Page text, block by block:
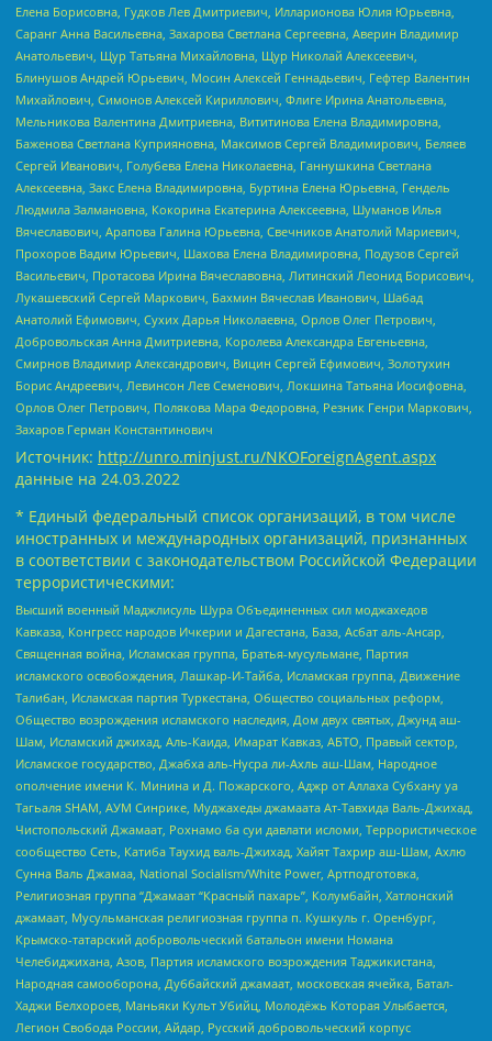
Елена Борисовна, Гудков Лев Дмитриевич, Илларионова Юлия Юрьевна,
Саранг Анна Васильевна, Захарова Светлана Сергеевна, Аверин Владимир
Анатольевич, Щур Татьяна Михайловна, Щур Николай Алексеевич,
Блинушов Андрей Юрьевич, Мосин Алексей Геннадьевич, Гефтер Валентин
Михайлович, Симонов Алексей Кириллович, Флиге Ирина Анатольевна,
Мельникова Валентина Дмитриевна, Вититинова Елена Владимировна,
Баженова Светлана Куприяновна, Максимов Сергей Владимирович, Беляев
Сергей Иванович, Голубева Елена Николаевна, Ганнушкина Светлана
Алексеевна, Закс Елена Владимировна, Буртина Елена Юрьевна, Гендель
Людмила Залмановна, Кокорина Екатерина Алексеевна, Шуманов Илья
Вячеславович, Арапова Галина Юрьевна, Свечников Анатолий Мариевич,
Прохоров Вадим Юрьевич, Шахова Елена Владимировна, Подузов Сергей
Васильевич, Протасова Ирина Вячеславовна, Литинский Леонид Борисович,
Лукашевский Сергей Маркович, Бахмин Вячеслав Иванович, Шабад
Анатолий Ефимович, Сухих Дарья Николаевна, Орлов Олег Петрович,
Добровольская Анна Дмитриевна, Королева Александра Евгеньевна,
Смирнов Владимир Александрович, Вицин Сергей Ефимович, Золотухин
Борис Андреевич, Левинсон Лев Семенович, Локшина Татьяна Иосифовна,
Орлов Олег Петрович, Полякова Мара Федоровна, Резник Генри Маркович,
Захаров Герман Константинович
Источник: http://unro.minjust.ru/NKOForeignAgent.aspx
данные на 24.03.2022
* Единый федеральный список организаций, в том числе
иностранных и международных организаций, признанных
в соответствии с законодательством Российской Федерации
террористическими:
Высший военный Маджлисуль Шура Объединенных сил моджахедов
Кавказа, Конгресс народов Ичкерии и Дагестана, База, Асбат аль-Ансар,
Священная война, Исламская группа, Братья-мусульмане, Партия
исламского освобождения, Лашкар-И-Тайба, Исламская группа, Движение
Талибан, Исламская партия Туркестана, Общество социальных реформ,
Общество возрождения исламского наследия, Дом двух святых, Джунд аш-
Шам, Исламский джихад, Аль-Каида, Имарат Кавказ, АБТО, Правый сектор,
Исламское государство, Джабха аль-Нусра ли-Ахль аш-Шам, Народное
ополчение имени К. Минина и Д. Пожарского, Аджр от Аллаха Субхану уа
Тагьаля SHAM, АУМ Синрике, Муджахеды джамаата Ат-Тавхида Валь-Джихад,
Чистопольский Джамаат, Рохнамо ба суи давлати исломи, Террористическое
сообщество Сеть, Катиба Таухид валь-Джихад, Хайят Тахрир аш-Шам, Ахлю
Сунна Валь Джамаа, National Socialism/White Power, Артподготовка,
Религиозная группа “Джамаат “Красный пахарь”, Колумбайн, Хатлонский
джамаат, Мусульманская религиозная группа п. Кушкуль г. Оренбург,
Крымско-татарский добровольческий батальон имени Номана
Челебиджихана, Азов, Партия исламского возрождения Таджикистана,
Народная самооборона, Дуббайский джамаат, московская ячейка, Батал-
Хаджи Белхороев, Маньяки Культ Убийц, Молодёжь Которая Улыбается,
Легион Свобода России, Айдар, Русский добровольческий корпус